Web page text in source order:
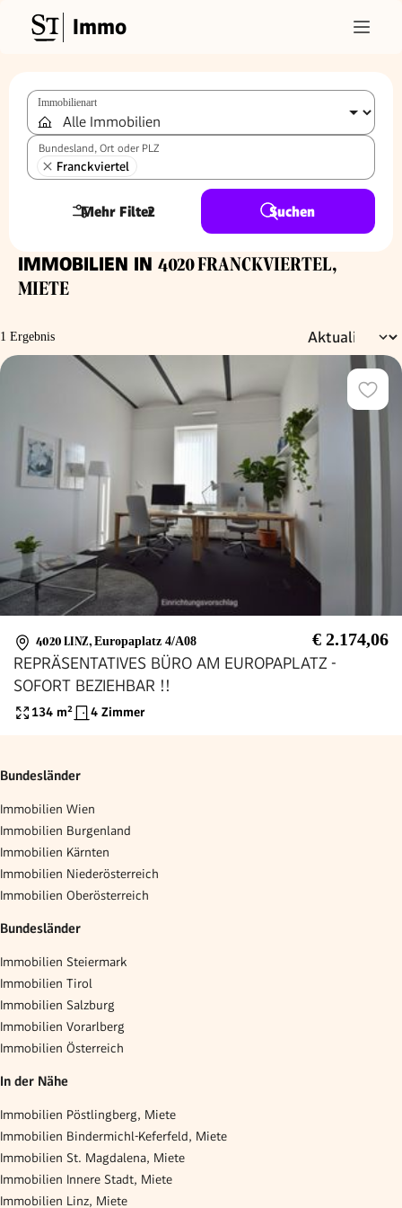
Immo
Immobilienart
Bundesland, Ort oder PLZ
Franckviertel
Mehr Filter
2 Suchen
IMMOBILIEN IN 4020 FRANCKVIERTEL,
MIETE
1 Ergebnis
4020 LINZ, Europaplatz 4/A08 € 2.174,06
REPRÄSENTATIVES BÜRO AM EUROPAPLATZ -
SOFORT BEZIEHBAR !!
134 m² 4 Zimmer
Bundesländer
Immobilien Wien
Immobilien Burgenland
Immobilien Kärnten
Immobilien Niederösterreich
Immobilien Oberösterreich
Bundesländer
Immobilien Steiermark
Immobilien Tirol
Immobilien Salzburg
Immobilien Vorarlberg
Immobilien Österreich
In der Nähe
Immobilien Pöstlingberg, Miete
Immobilien Bindermichl-Keferfeld, Miete
Immobilien St. Magdalena, Miete
Immobilien Innere Stadt, Miete
Immobilien Linz, Miete